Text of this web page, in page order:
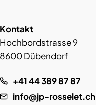
Kontakt
Hochbordstrasse 9
8600 Dübendorf
+41 44 389 87 87
info@jp-rosselet.ch